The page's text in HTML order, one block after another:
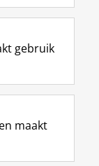
gebruik
maakt